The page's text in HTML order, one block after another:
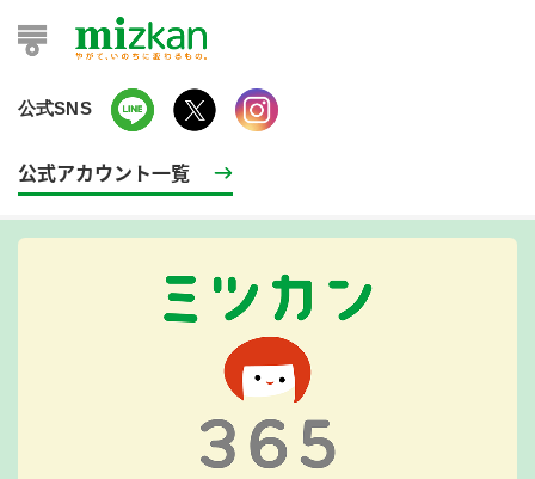
公式SNS
公式アカウント一覧